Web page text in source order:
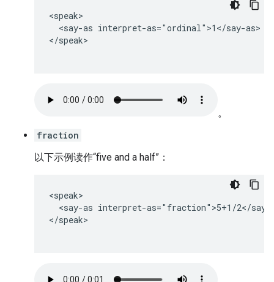
<speak>
  <say-as interpret-as="ordinal">1</say-as>
</speak>
。
fraction
以下示例读作“five and a half”：
<speak>
<say-as interpret-as="fraction">5+1/2</say-
</speak>